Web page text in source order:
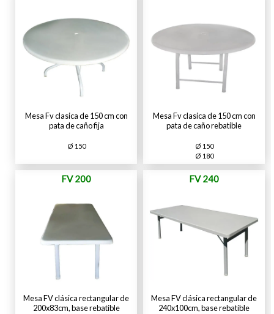
Mesa Fv clasica de 150 cm con
pata de caño fija
Ø 150
Mesa Fv clasica de 150 cm con
pata de caño rebatible
Ø 150
Ø 180
FV 200
Mesa FV clásica rectangular de
200x83cm, base rebatible
FV 240
Mesa FV clásica rectangular de
240x100cm, base rebatible